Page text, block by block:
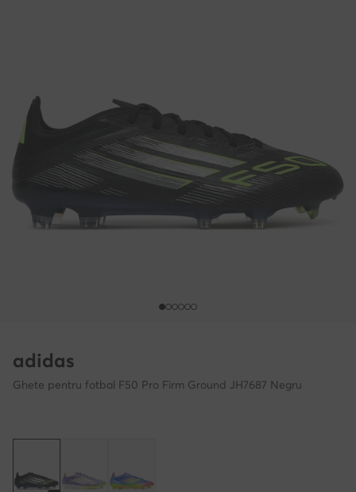
adidas
Ghete pentru fotbal F50 Pro Firm Ground JH7687 Negru